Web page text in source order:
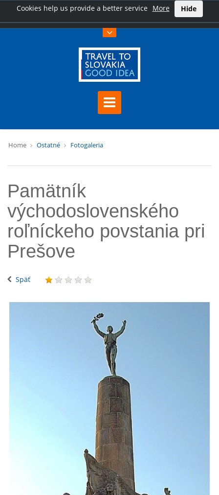
Cookies help us provide a better service More Hide
Home Ostatné Fotogaleria
Pamätník
východoslovenského
roľníckeho povstania pri
Prešove
Späť